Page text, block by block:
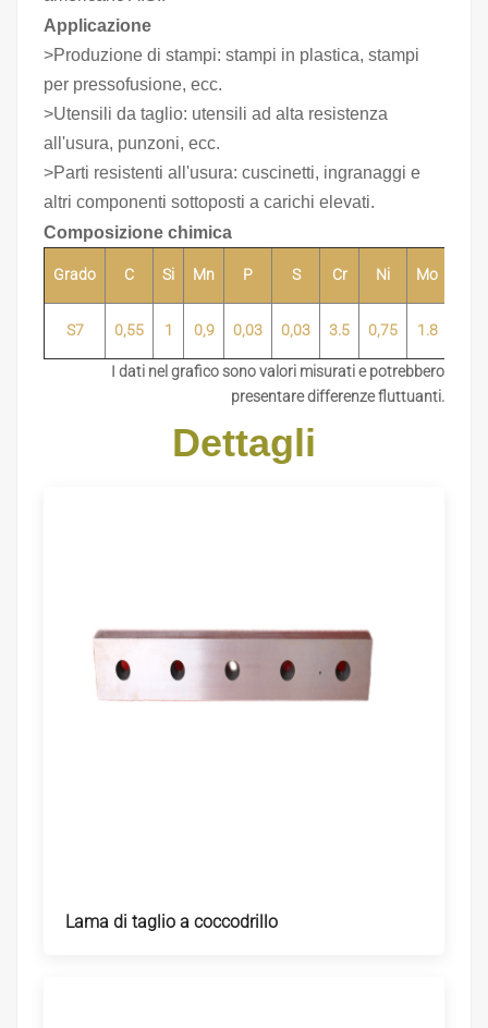
Applicazione
>Produzione di stampi: stampi in plastica, stampi
per pressofusione, ecc.
>Utensili da taglio: utensili ad alta resistenza
all'usura, punzoni, ecc.
>Parti resistenti all'usura: cuscinetti, ingranaggi e
altri componenti sottoposti a carichi elevati.
Composizione chimica
Grado C Si Mn P S Cr Ni Mo
S7 0,55 1 0,9 0,03 0,03 3.5 0,75 1.8
I dati nel grafico sono valori misurati e potrebbero
presentare differenze fluttuanti.
Dettagli
Lama di taglio a coccodrillo